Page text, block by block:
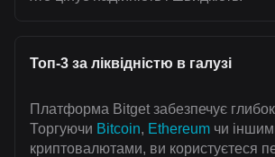
Топ-3 за ліквідністю в галузі
Платформа Bitget забезпечує глибоку
Торгуючи Bitcoin, Ethereum чи
криптовалютами, ви користуєтеся